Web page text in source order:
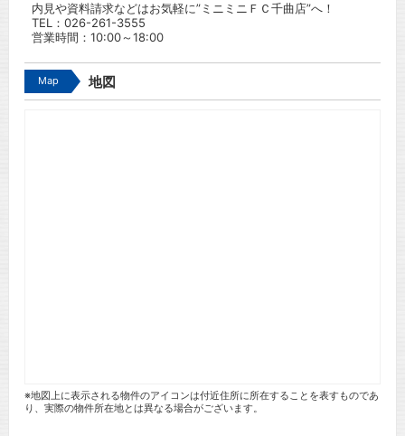
内見や資料請求などはお気軽に”ミニミニＦＣ千曲店”へ！
TEL： 026-261-3555
営業時間：10:00～18:00
Map 地図
※地図上に表示される物件のアイコンは付近住所に所在することを表すものであ
り、実際の物件所在地とは異なる場合がございます。